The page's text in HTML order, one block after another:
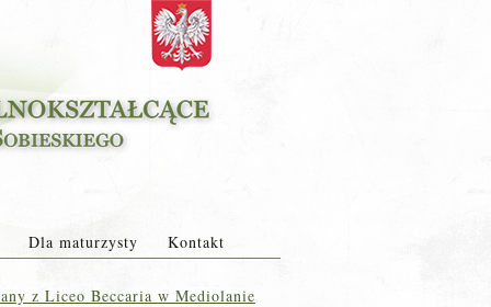
Dla maturzysty Kontakt
z Liceo Beccaria w Mediolanie